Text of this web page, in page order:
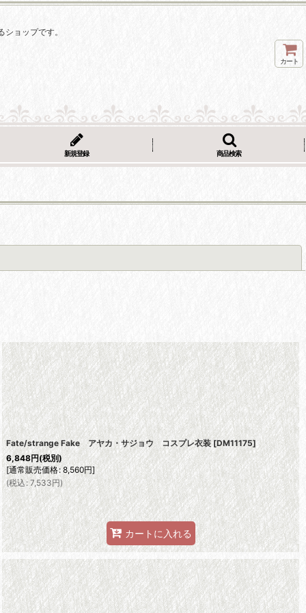
ョップです。
カート
新規登録 商品検索
Fate/strange Fake アヤカ・サジョウ コスプレ衣装 [DM11175]
6,848円(税別)
[通常販売価格: 8,560円]
(税込 : 7,533円)
カートに入れる